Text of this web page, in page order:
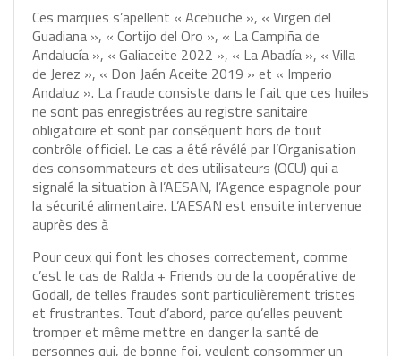
Ces marques s’apellent « Acebuche », « Virgen del
Guadiana », « Cortijo del Oro », « La Campiña de
Andalucía », « Galiaceite 2022 », « La Abadía », « Villa
de Jerez », « Don Jaén Aceite 2019 » et « Imperio
Andaluz ». La fraude consiste dans le fait que ces huiles
ne sont pas enregistrées au registre sanitaire
obligatoire et sont par conséquent hors de tout
contrôle officiel. Le cas a été révélé par l’Organisation
des consommateurs et des utilisateurs (OCU) qui a
signalé la situation à l’AESAN, l’Agence espagnole pour
la sécurité alimentaire. L’AESAN est ensuite intervenue
auprès des à
Pour ceux qui font les choses correctement, comme
c’est le cas de Ralda + Friends ou de la coopérative de
Godall, de telles fraudes sont particulièrement tristes
et frustrantes. Tout d’abord, parce qu’elles peuvent
tromper et même mettre en danger la santé de
personnes qui, de bonne foi, veulent consommer un